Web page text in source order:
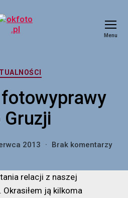
Menu
Kategorie
fotowyprawy
Gruzji
2013 Brak komentarzydo
relacji z naszej
ją kilkoma